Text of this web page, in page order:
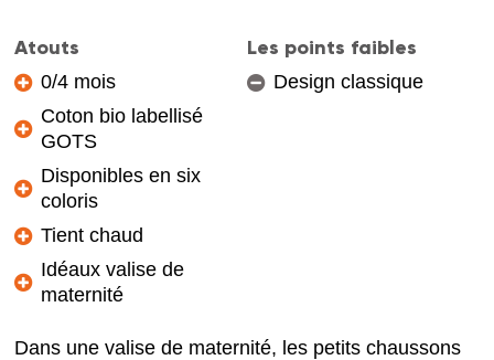
Atouts
0/4 mois
Coton bio labellisé
GOTS
Disponibles en six
coloris
Tient chaud
Idéaux valise de
maternité
Les points faibles
Design classique
Dans une valise de maternité, les petits chaussons